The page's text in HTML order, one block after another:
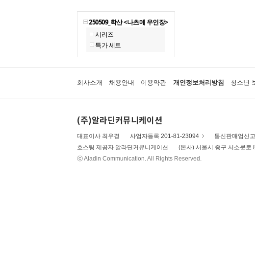
250509_학산 <나츠메 우인장>
시리즈
특가 세트
회사소개 채용안내 이용약관 개인정보처리방침 청소년
(주)알라딘커뮤니케이션
대표이사 최우경 사업자등록 201-81-23094 통신판매업신
호스팅 제공자 알라딘커뮤니케이션
(본사) 서울시 중구 서소문로
ⓒ Aladin Communication. All Rights Reserved.